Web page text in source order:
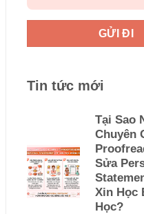
Tin tức mới
Tại Sao
Chuyên
Sửa
Xin Học
Học?